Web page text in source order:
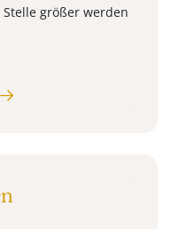
größer werden